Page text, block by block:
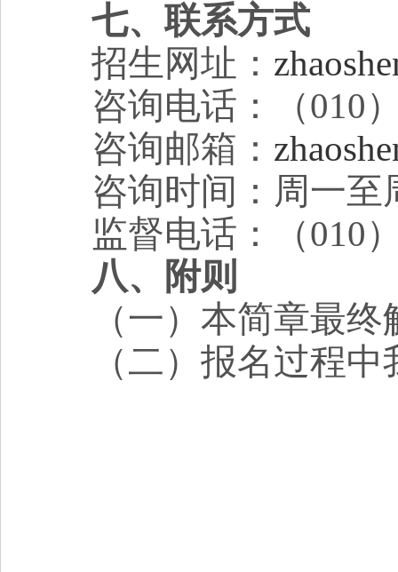
七、联系方式
招生网址：
咨询电话：（010
咨询邮箱：
咨询时间：周一至
监督电话：（010
八、附则
（一）本简章最
（二）报名过程